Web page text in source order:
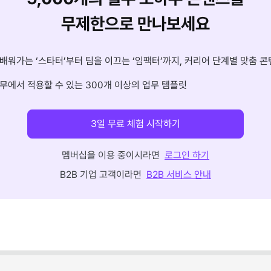
무제한으로 만나보세요
워가는 ‘스타터’부터 팀을 이끄는 ‘임팩터’까지, 커리어 단계별 맞춤
에서 적용할 수 있는 300개 이상의 업무 템플릿
3일 무료 체험 시작하기
멤버십을 이용 중이시라면 로그인 하기
B2B 기업 고객이라면 B2B 서비스 안내